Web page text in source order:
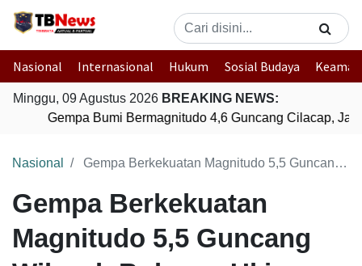
Nasional Internasional Hukum Sosial Budaya
Minggu, 09 Agustus 2026 BREAKING NEWS:
Gempa Bumi Bermagnitudo 4,6 Guncang Cilacap,
Nasional Gempa Berkekuatan Magnitudo 5,5 Guncang Wilayah Bolaang Uki, Bolaang Mongondow Selatan, Sulawesi Utara
Gempa Berkekuatan
Magnitudo 5,5 Guncang